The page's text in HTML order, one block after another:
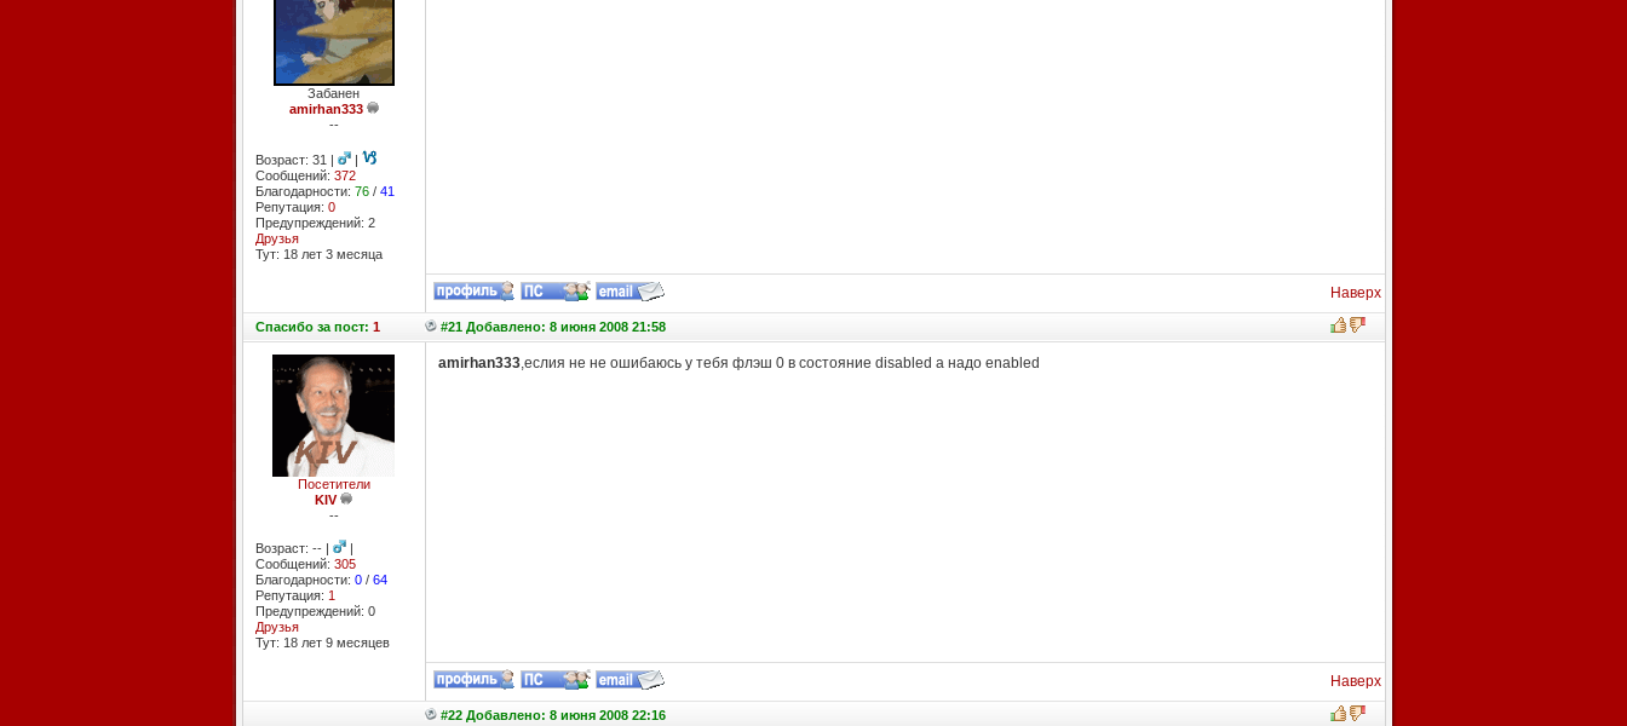
Забанен
amirhan333
--
Возраст: 31 |
|
Сообщений: 372
Благодарности: 76/ 41
Репутация: 0
Предупреждений: 2
Друзья
Тут: 18 лет 3 месяцa
Наверх
Спасибоза пост: 1 #21 Добавлено: 8 июня 2008 21:58
Посетители
KIV
--
Возраст: -- |
|
Сообщений: 305
Благодарности: 0/ 64
Репутация: 1
Предупреждений: 0
Друзья
Тут: 18 лет 9 месяцев
amirhan333,еслия не не ошибаюсь у тебя флэш 0 в состояние disabled а надо enabled
Наверх
#22 Добавлено: 8 июня 2008 22:16